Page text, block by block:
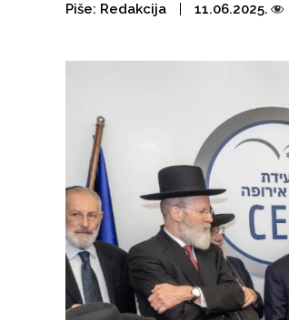
Piše: Redakcija 11.06.2025.